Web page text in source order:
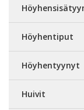
Höyhentiput
Höyhentyynyt
Huivit